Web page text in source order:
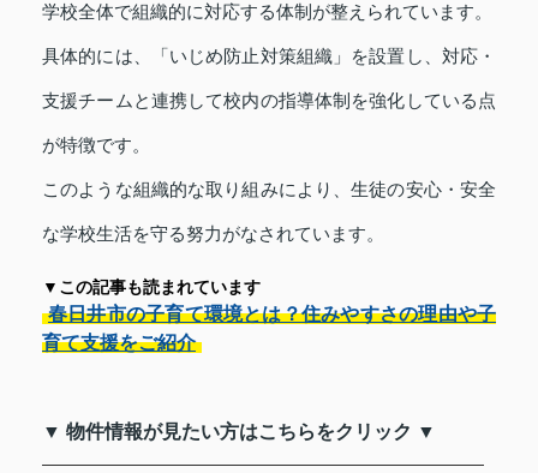
学校全体で組織的に対応する体制が整えられています。
具体的には、「いじめ防止対策組織」を設置し、対応・
支援チームと連携して校内の指導体制を強化している点
が特徴です。
このような組織的な取り組みにより、生徒の安心・安全
な学校生活を守る努力がなされています。
▼この記事も読まれています
春日井市の子育て環境とは？住みやすさの理由や子
育て支援をご紹介
▼ 物件情報が見たい方はこちらをクリック ▼